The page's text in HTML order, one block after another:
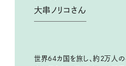
大串ノリコさん
世界64カ国を旅し、約２万人